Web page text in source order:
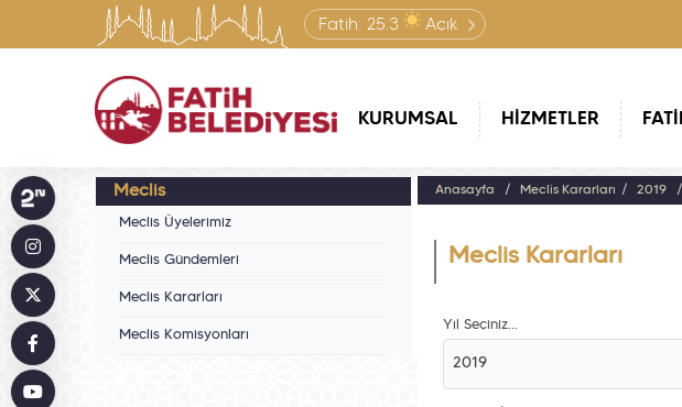
Fatih: 25.3 Açık
KURUMSAL HİZMETLER
Meclis
Meclis Üyelerimiz
Meclis Gündemleri
Meclis Kararları
Meclis Komisyonları
Anasayfa Meclis Kararları 2019
Meclis Kararları
Yıl Seçiniz...
2019